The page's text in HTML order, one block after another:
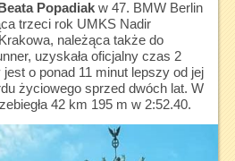
Beata Popadiakw 47. BMW Berlin
trzeci rok UMKS Nadir
należąca także do
uzyskała oficjalny czas 2
o ponad 11 minut lepszy od jej
życiowego sprzed dwóch lat. W
42 km 195 m w 2:52.40.